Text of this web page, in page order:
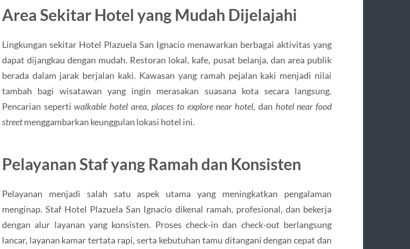
Area Sekitar Hotel yang Mudah Dijelajahi
Lingkungan sekitar Hotel Plazuela San Ignacio menawarkan berbagai aktivitas yang
dapat dijangkau dengan mudah. Restoran lokal, kafe, pusat belanja, dan area publik
berada dalam jarak berjalan kaki. Kawasan yang ramah pejalan kaki menjadi nilai
tambah bagi wisatawan yang ingin merasakan suasana kota secara langsung.
Pencarian sepertiwalkable hotel area,places to explore near hotel, dan hotel near food
streetmenggambarkan keunggulan lokasi hotel ini.
Pelayanan Staf yang Ramah dan Konsisten
Pelayanan menjadi salah satu aspek utama yang meningkatkan pengalaman
menginap. Staf Hotel Plazuela San Ignacio dikenal ramah, profesional, dan bekerja
dengan alur layanan yang konsisten. Proses check-in dan check-out berlangsung
lancar, layanan kamar tertata rapi, serta kebutuhan tamu ditangani dengan cepat dan